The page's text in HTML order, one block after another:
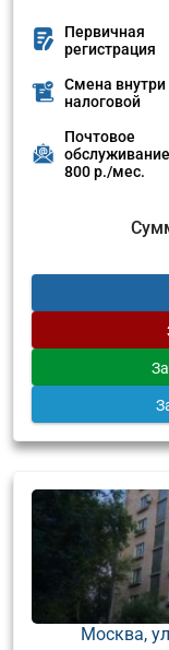
Первичная
регистрация
Смена внутри
налоговой
Почтовое
обслуживание
800 р./мес.
Москва,